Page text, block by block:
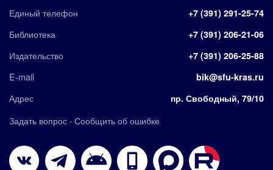
Единый телефон +7 (391) 291-25-74
Библиотека +7 (391) 206-21-06
Издательство +7 (391) 206-25-88
E-mail bik@sfu-kras.ru
Адрес пр. Свободный, 79/10
Задать вопрос · Сообщить об ошибке